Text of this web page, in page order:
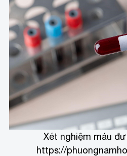
Xét nghiệm máu
https://